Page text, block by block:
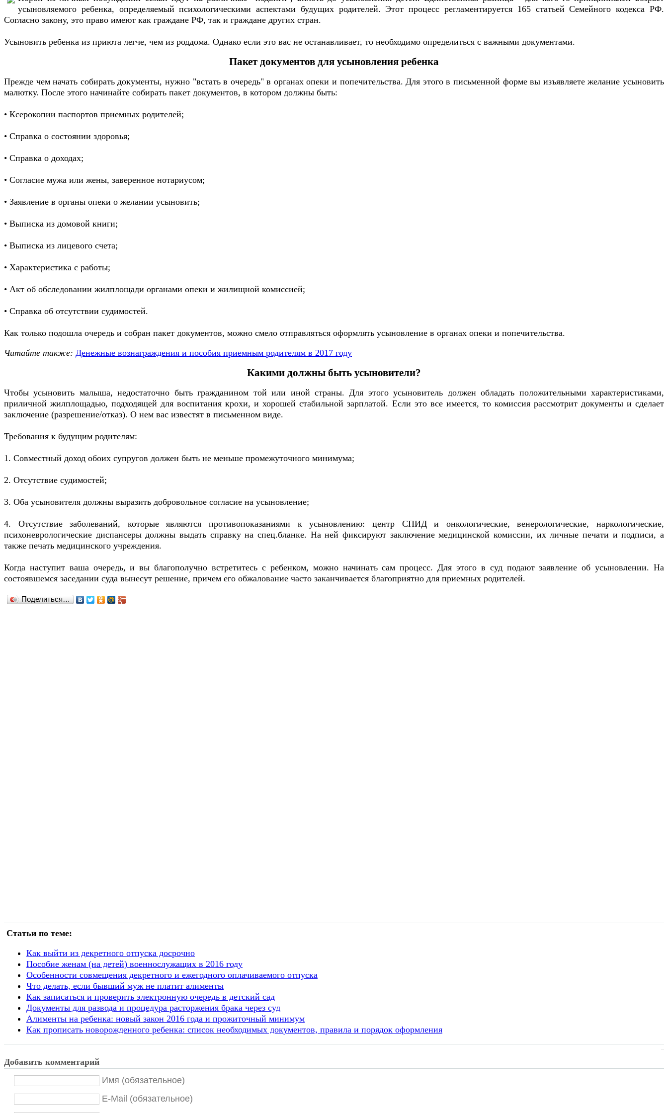
усыновляемого ребенка, определяемый психологическими аспектами будущих родителей. Этот процесс регламентируется 165 статьей Семейного кодекса РФ.
Согласно закону, это право имеют как граждане РФ, так и граждане других стран.
Усыновить ребенка из приюта легче, чем из роддома. Однако если это вас не останавливает, то необходимо определиться с важными документами.
Пакет документов для усыновления ребенка
Прежде чем начать собирать документы, нужно "встать в очередь" в органах опеки и попечительства. Для этого в письменной форме вы изъявляете желание усыновить
малютку. После этого начинайте собирать пакет документов, в котором должны быть:
• Ксерокопии паспортов приемных родителей;
• Справка о состоянии здоровья;
• Справка о доходах;
• Согласие мужа или жены, заверенное нотариусом;
• Заявление в органы опеки о желании усыновить;
• Выписка из домовой книги;
• Выписка из лицевого счета;
• Характеристика с работы;
• Акт об обследовании жилплощади органами опеки и жилищной комиссией;
• Справка об отсутствии судимостей.
Как только подошла очередь и собран пакет документов, можно смело отправляться оформлять усыновление в органах опеки и попечительства.
Читайте также: Денежные вознаграждения и пособия приемным родителям в 2017 году
Какими должны быть усыновители?
Чтобы усыновить малыша, недостаточно быть гражданином той или иной страны. Для этого усыновитель должен обладать положительными характеристиками,
приличной жилплощадью, подходящей для воспитания крохи, и хорошей стабильной зарплатой. Если это все имеется, то комиссия рассмотрит документы и сделает
заключение (разрешение/отказ). О нем вас известят в письменном виде.
Требования к будущим родителям:
1. Совместный доход обоих супругов должен быть не меньше промежуточного минимума;
2. Отсутствие судимостей;
3. Оба усыновителя должны выразить добровольное согласие на усыновление;
4. Отсутствие заболеваний, которые являются противопоказаниями к усыновлению: центр СПИД и онкологические, венерологические, наркологические,
психоневрологические диспансеры должны выдать справку на спец.бланке. На ней фиксируют заключение медицинской комиссии, их личные печати и подписи, а
также печать медицинского учреждения.
Когда наступит ваша очередь, и вы благополучно встретитесь с ребенком, можно начинать сам процесс. Для этого в суд подают заявление об усыновлении. На
состоявшемся заседании суда вынесут решение, причем его обжалование часто заканчивается благоприятно для приемных родителей.
Поделиться…
Статьи по теме:
Как выйти из декретного отпуска досрочно
Пособие женам (на детей) военнослужащих в 2016 году
Особенности совмещения декретного и ежегодного оплачиваемого отпуска
Что делать, если бывший муж не платит алименты
Как записаться и проверить электронную очередь в детский сад
Документы для развода и процедура расторжения брака через суд
Алименты на ребенка: новый закон 2016 года и прожиточный минимум
Как прописать новорожденного ребенка: список необходимых документов, правила и порядок оформления
Добавить комментарий
Имя (обязательное)
E-Mail (обязательное)